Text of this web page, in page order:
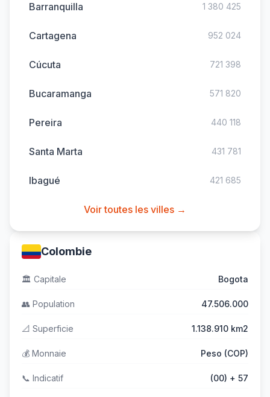
Barranquilla 1 380 425
Cartagena 952 024
Cúcuta 721 398
Bucaramanga 571 820
Pereira 440 118
Santa Marta 431 781
Ibagué 421 685
Voir toutes les villes →
Colombie
🏛️ Capitale Bogota
👥 Population 47.506.000
📐 Superficie 1.138.910 km2
💰 Monnaie Peso (COP)
📞 Indicatif (00) + 57